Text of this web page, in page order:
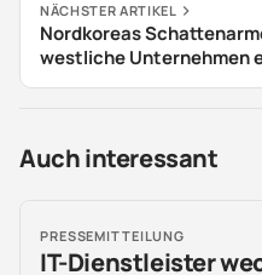
NÄCHSTER ARTIKEL
Nordkoreas
westliche Unternehmen
Auch interessant
PRESSEMITTEILUNG
IT-Dienstleister